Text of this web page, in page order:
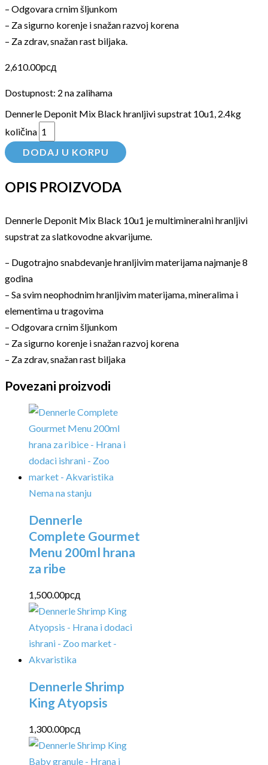
– Odgovara crnim šljunkom
– Za sigurno korenje i snažan razvoj korena
– Za zdrav, snažan rast biljaka.
2,610.00рсд
Dostupnost: 2 na zalihama
Dennerle Deponit Mix Black hranljivi supstrat 10u1, 2.4kg
količina
DODAJ U KORPU
OPIS PROIZVODA
Dennerle Deponit Mix Black 10u1 je multimineralni hranljivi
supstrat za slatkovodne akvarijume.
– Dugotrajno snabdevanje hranljivim materijama najmanje 8
godina
– Sa svim neophodnim hranljivim materijama, mineralima i
elementima u tragovima
– Odgovara crnim šljunkom
– Za sigurno korenje i snažan razvoj korena
– Za zdrav, snažan rast biljaka
Povezani proizvodi
Nema na stanju
Dennerle
Complete Gourmet
Menu 200ml hrana
za ribe
1,500.00рсд
Dennerle Shrimp
King Atyopsis
1,300.00рсд